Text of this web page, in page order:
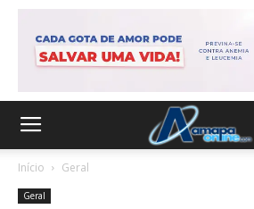
Início Geral
Geral